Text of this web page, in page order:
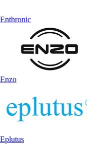
Enthronic
Enzo
Eplutus